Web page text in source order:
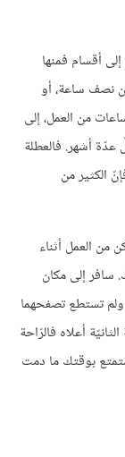
أقسام فمنها
نصف ساعة، أو
من العمل، إلى
أشهر. فالعطلة
الكثير من
من العمل أثناء
سافر إلى مكان
ولم تستطع تصفحهما
أعلاه فالرّاحة
بوقتك ما دمت